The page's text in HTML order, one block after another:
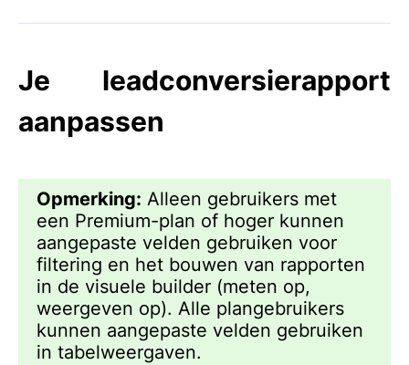
Je leadconversierapport
aanpassen
Opmerking: Alleen gebruikers met
een Premium-plan of hoger kunnen
aangepaste velden gebruiken voor
filtering en het bouwen van rapporten
in de visuele builder (meten op,
weergeven op). Alle plangebruikers
kunnen aangepaste velden gebruiken
in tabelweergaven.